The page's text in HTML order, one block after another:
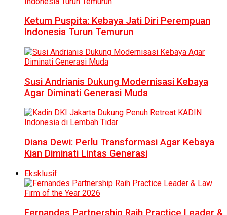
Ketum Puspita: Kebaya Jati Diri Perempuan
Indonesia Turun Temurun
Susi Andrianis Dukung Modernisasi Kebaya
Agar Diminati Generasi Muda
Diana Dewi: Perlu Transformasi Agar Kebaya
Kian Diminati Lintas Generasi
Eksklusif
Fernandes Partnership Raih Practice Leader &